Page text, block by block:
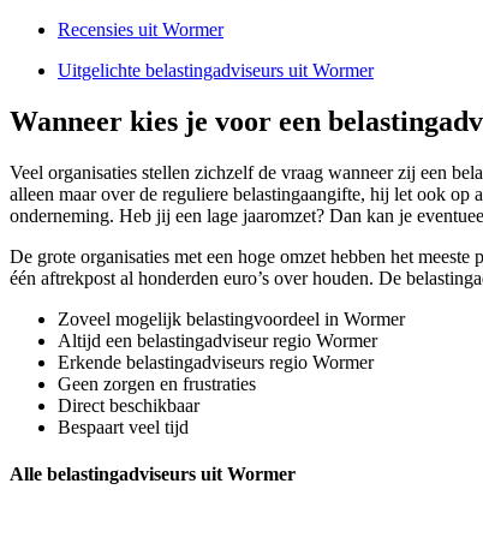
Recensies uit Wormer
Uitgelichte belastingadviseurs uit Wormer
Wanneer kies je voor een
Veel organisaties stellen zichzelf de vraag wanneer zij een
alleen maar over de reguliere belastingaangifte, hij let ook
onderneming. Heb jij een lage jaaromzet? Dan kan je
De grote organisaties met een hoge omzet hebben het
één aftrekpost al honderden euro’s over houden. De
Zoveel mogelijk belastingvoordeel in Wormer
Altijd een belastingadviseur regio Wormer
Erkende belastingadviseurs regio Wormer
Geen zorgen en frustraties
Direct beschikbaar
Bespaart veel tijd
Alle belastingadviseurs uit Wormer